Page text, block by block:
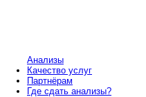
Анализы
Качество услуг
Партнёрам
Где сдать анализы?